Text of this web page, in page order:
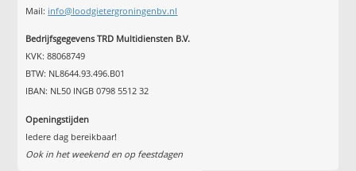
Mail: info@loodgietergroningenbv.nl
Bedrijfsgegevens TRD Multidiensten B.V.
KVK: 88068749
BTW: NL8644.93.496.B01
IBAN: NL50 INGB 0798 5512 32
Openingstijden
Iedere dag bereikbaar!
Ook in het weekend en op feestdagen